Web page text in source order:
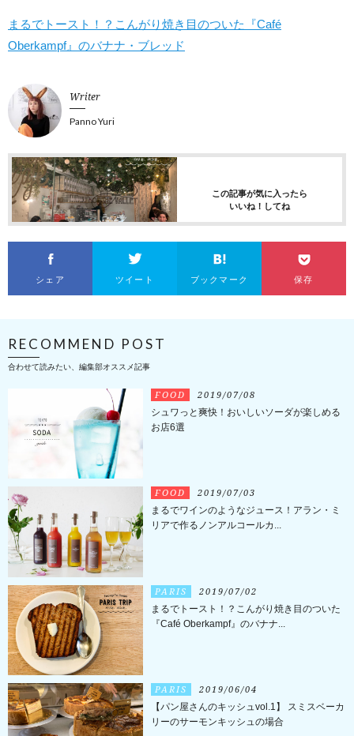
まるでトースト！？こんがり焼き目のついた『Café
Oberkampf』のバナナ・ブレッド
Writer
Panno Yuri
この記事が気に入ったら
いいね！してね
シェア ツイート ブックマーク 保存
RECOMMEND POST
合わせて読みたい、編集部オススメ記事
FOOD 2019/07/08
シュワっと爽快！おいしいソーダが楽しめる
お店6選
FOOD 2019/07/03
まるでワインのようなジュース！アラン・ミ
リアで作るノンアルコールカ...
PARIS 2019/07/02
まるでトースト！？こんがり焼き目のついた
『Café Oberkampf』のバナナ...
PARIS 2019/06/04
【パン屋さんのキッシュvol.1】 スミスベーカ
リーのサーモンキッシュの場合